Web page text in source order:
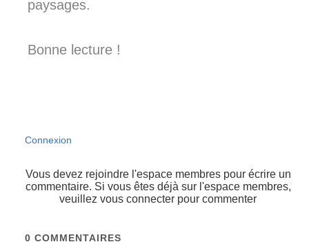
paysages.
Bonne lecture !
Connexion
Vous devez rejoindre l'espace membres pour écrire un
commentaire. Si vous êtes déjà sur l'espace membres,
veuillez vous connecter pour commenter
0 COMMENTAIRES